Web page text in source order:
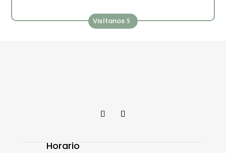
Visítanos
Horario